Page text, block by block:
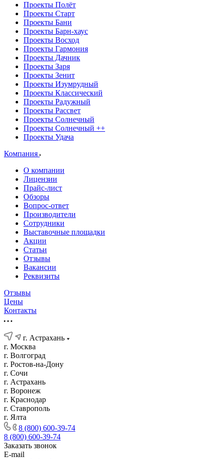
Проекты Полёт
Проекты Старт
Проекты Бани
Проекты Барн-хаус
Проекты Восход
Проекты Гармония
Проекты Дачник
Проекты Заря
Проекты Зенит
Проекты Изумрудный
Проекты Классический
Проекты Радужный
Проекты Рассвет
Проекты Солнечный
Проекты Солнечный ++
Проекты Удача
Компания
О компании
Лицензии
Прайс-лист
Обзоры
Вопрос-ответ
Производители
Сотрудники
Выставочные площадки
Акции
Статьи
Отзывы
Вакансии
Реквизиты
Отзывы
Цены
Контакты
г. Астрахань
г. Москва
г. Волгоград
г. Ростов-на-Дону
г. Сочи
г. Астрахань
г. Воронеж
г. Краснодар
г. Ставрополь
г. Ялта
8 (800) 600-39-74
8 (800) 600-39-74
Заказать звонок
E-mail